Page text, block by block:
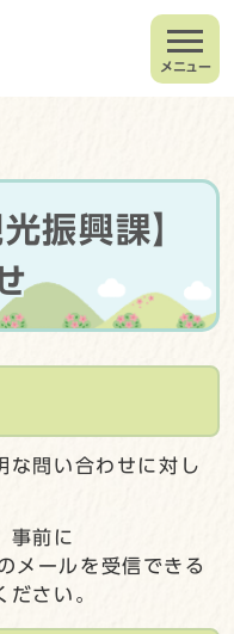
メニュー
振興課】
な問い合わせに対し
事前に
ールを受信できる
ださい。